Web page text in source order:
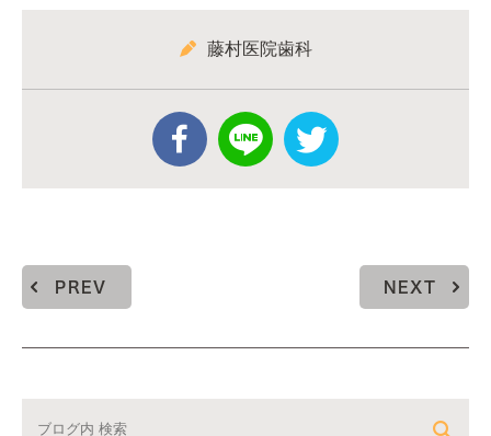
藤村医院歯科
PREV NEXT